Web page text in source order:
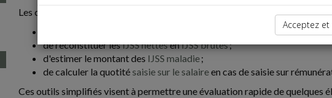
Les outils de calcul proposés ci-contre vous permettent d'estimer
(licenciement,
de reconstituer lesIJSS nettesenIJSS brutes;
d'estimer le montant des IJSS maladie;
de calculer la quotité saisie sur le salaireen cas de saisie sur
Ces outils simplifiés visent à permettre une évaluation rapide de quelques
Acceptez